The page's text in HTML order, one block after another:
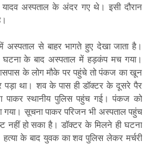
यादव अस्पताल के अंदर गए थे। इसी दौरान
में अस्पताल से बाहर भागते हुए देखा जाता है।
के बाद अस्पताल में हड़कंप मच गया।
के लोग मौके पर पहुंचे तो पंकज का खून
था। शव के पास ही डॉक्टर के दूसरे पैर
पाकर स्थानीय पुलिस पहुंच गई। पंकज को
सूचना पाकर परिजन भी अस्पताल पहुंच
नहीं हो सका है। डॉक्टर के मिलने ही घटना
के बाद युवक का शव पुलिस लेकर मर्चरी